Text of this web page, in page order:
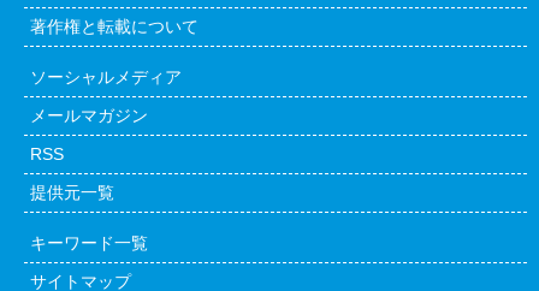
著作権と転載について
ソーシャルメディア
メールマガジン
RSS
提供元一覧
キーワード一覧
サイトマップ